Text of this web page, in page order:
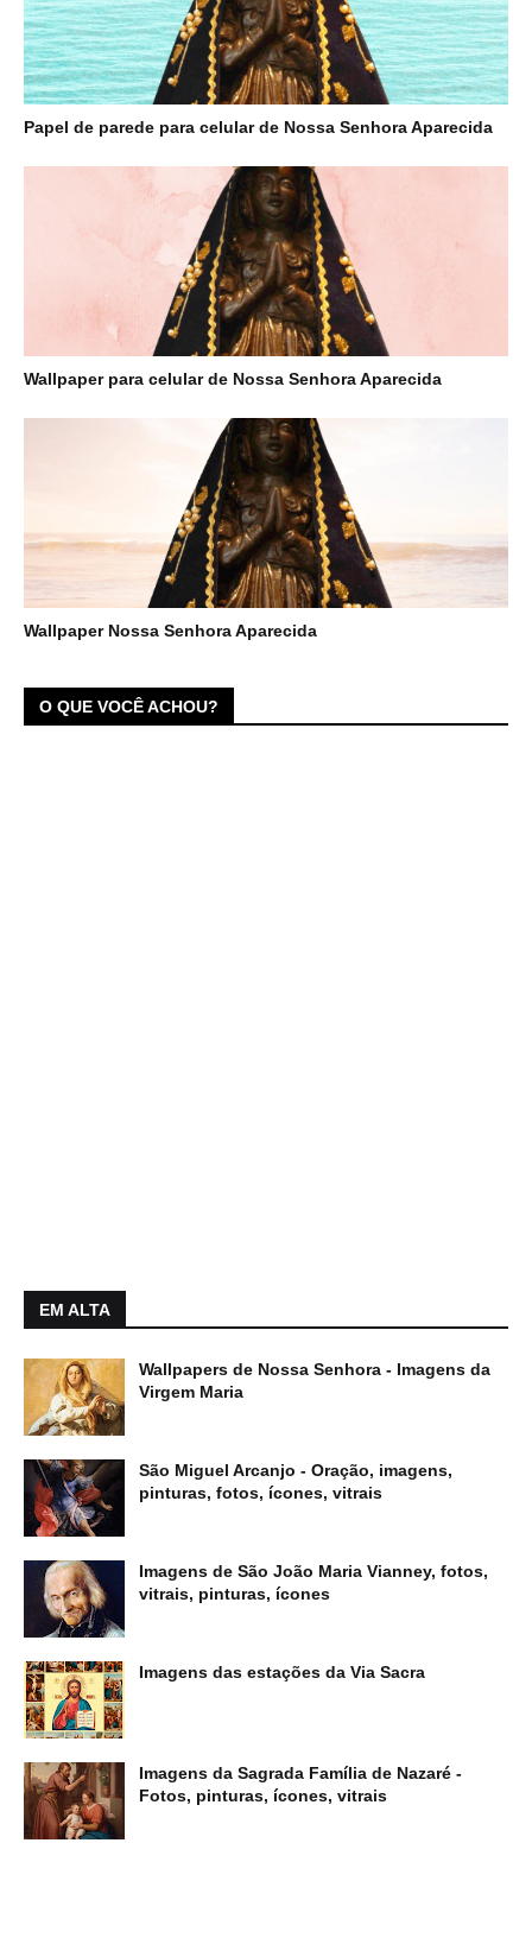
Papel de parede para celular de Nossa Senhora Aparecida
Wallpaper para celular de Nossa Senhora Aparecida
Wallpaper Nossa Senhora Aparecida
O QUE VOCÊ ACHOU?
EM ALTA
Wallpapers de Nossa Senhora - Imagens da
Virgem Maria
São Miguel Arcanjo - Oração, imagens,
pinturas, fotos, ícones, vitrais
Imagens de São João Maria Vianney, fotos,
vitrais, pinturas, ícones
Imagens das estações da Via Sacra
Imagens da Sagrada Família de Nazaré -
Fotos, pinturas, ícones, vitrais